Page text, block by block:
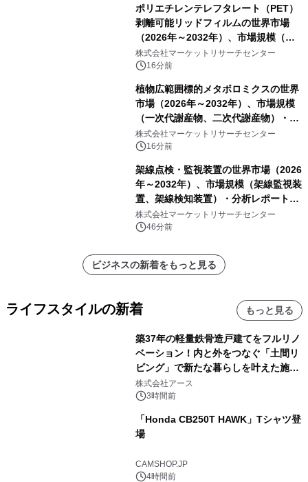
ポリエチレンテレフタレート（PET）
剥離可能リッドフィルムの世界市場
（2026年～2032年）、市場規模（ヒ
ートシールタイプ、コールドシールタ
イプ、粘着タイプ）・分析レポートを
株式会社マーケットリサーチセンター
16分前
植物広範囲標的メタボロミクスの世界
市場（2026年～2032年）、市場規模
（一次代謝産物、二次代謝産物）・分
析レポートを発表
株式会社マーケットリサーチセンター
16分前
架線点検・監視装置の世界市場（2026
年～2032年）、市場規模（架線監視装
置、架線検知装置）・分析レポートを
発表
株式会社マーケットリサーチセンター
46分前
ビジネスの新着をもっと見る
ライフスタイルの新着 もっと見る
築37年の軽量鉄骨造戸建てをフルリノ
ベーション！内と外をつなぐ「土間リ
ビング」で新たな暮らしを叶えた施工
事例を株式会社アースが公開
株式会社アース
3時間前
「Honda CB250T HAWK」Tシャツ登
場
CAMSHOP.JP
4時間前